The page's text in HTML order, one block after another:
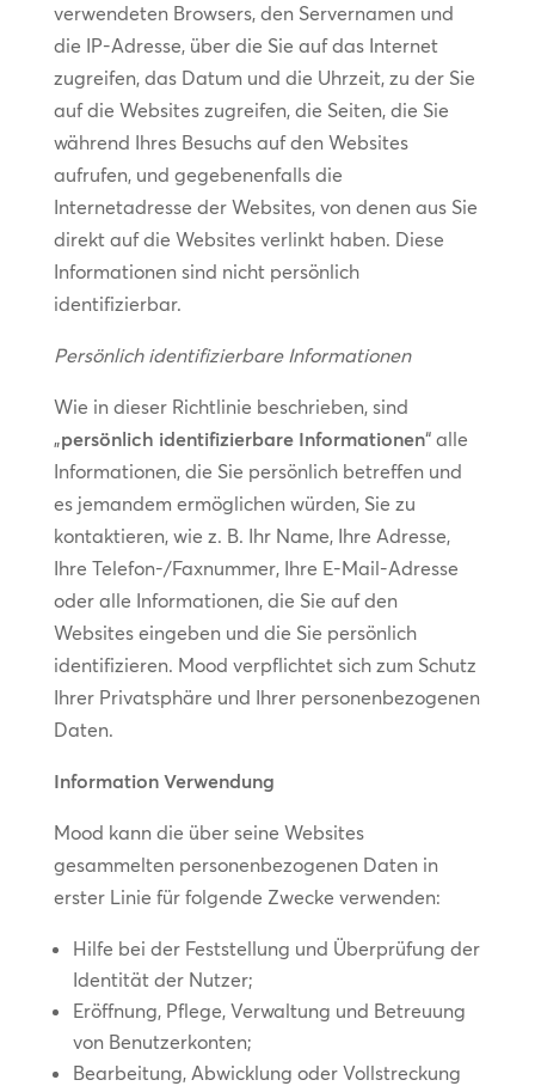
verwendeten Browsers, den Servernamen und
die IP-Adresse, über die Sie auf das Internet
zugreifen, das Datum und die Uhrzeit, zu der Sie
auf die Websites zugreifen, die Seiten, die Sie
während Ihres Besuchs auf den Websites
aufrufen, und gegebenenfalls die
Internetadresse der Websites, von denen aus Sie
direkt auf die Websites verlinkt haben. Diese
Informationen sind nicht persönlich
identifizierbar.
Persönlich identifizierbare Informationen
Wie in dieser Richtlinie beschrieben, sind
„persönlich identifizierbare Informationen“ alle
Informationen, die Sie persönlich betreffen und
es jemandem ermöglichen würden, Sie zu
kontaktieren, wie z. B. Ihr Name, Ihre Adresse,
Ihre Telefon-/Faxnummer, Ihre E-Mail-Adresse
oder alle Informationen, die Sie auf den
Websites eingeben und die Sie persönlich
identifizieren. Mood verpflichtet sich zum Schutz
Ihrer Privatsphäre und Ihrer personenbezogenen
Daten.
Information Verwendung
Mood kann die über seine Websites
gesammelten personenbezogenen Daten in
erster Linie für folgende Zwecke verwenden:
Hilfe bei der Feststellung und Überprüfung der
Identität der Nutzer;
Eröffnung, Pflege, Verwaltung und Betreuung
von Benutzerkonten;
Bearbeitung, Abwicklung oder Vollstreckung